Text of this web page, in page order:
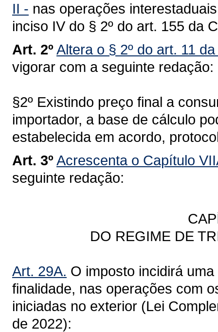
II - nas operações
inciso IV do § 2º do art. 155 da
Art. 2º Altera o § 2º do art. 11
vigorar com a seguinte redação:
§2º Existindo preço final a
importador, a base de cálculo
estabelecida em acordo,
Art. 3º Acrescenta o Capítulo
seguinte redação:
DO REGIME DE
Art. 29A. O imposto incidirá
finalidade, nas operações com
iniciadas no exterior (Lei
de 2022):